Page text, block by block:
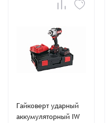
Гайковерт ударный
аккумуляторный IW